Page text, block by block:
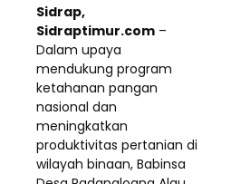
Sidrap,
Sidraptimur.com –
Dalam upaya
mendukung program
ketahanan pangan
nasional dan
meningkatkan
produktivitas pertanian di
wilayah binaan, Babinsa